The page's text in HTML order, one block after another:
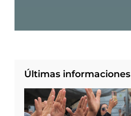
Últimas informaciones